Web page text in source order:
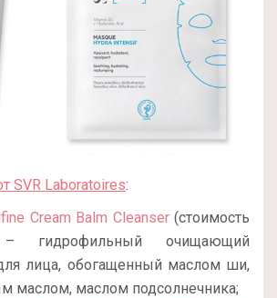
SVR Laboratoires:
Cream Balm Cleanser(стоимость
гидрофильный очищающий
лица, обогащенный маслом ши,
маслом, маслом подсолнечника;